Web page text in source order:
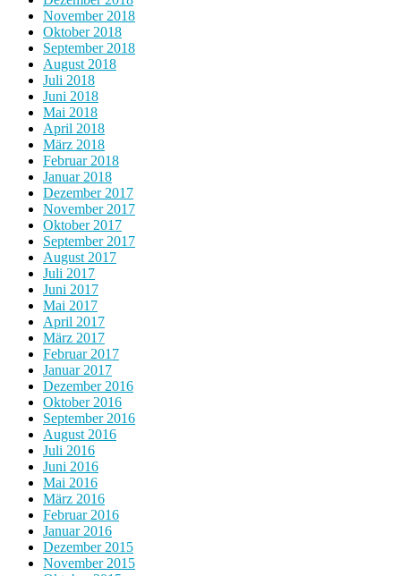
November 2018
Oktober 2018
September 2018
August 2018
Juli 2018
Juni 2018
Mai 2018
April 2018
März 2018
Februar 2018
Januar 2018
Dezember 2017
November 2017
Oktober 2017
September 2017
August 2017
Juli 2017
Juni 2017
Mai 2017
April 2017
März 2017
Februar 2017
Januar 2017
Dezember 2016
Oktober 2016
September 2016
August 2016
Juli 2016
Juni 2016
Mai 2016
März 2016
Februar 2016
Januar 2016
Dezember 2015
November 2015